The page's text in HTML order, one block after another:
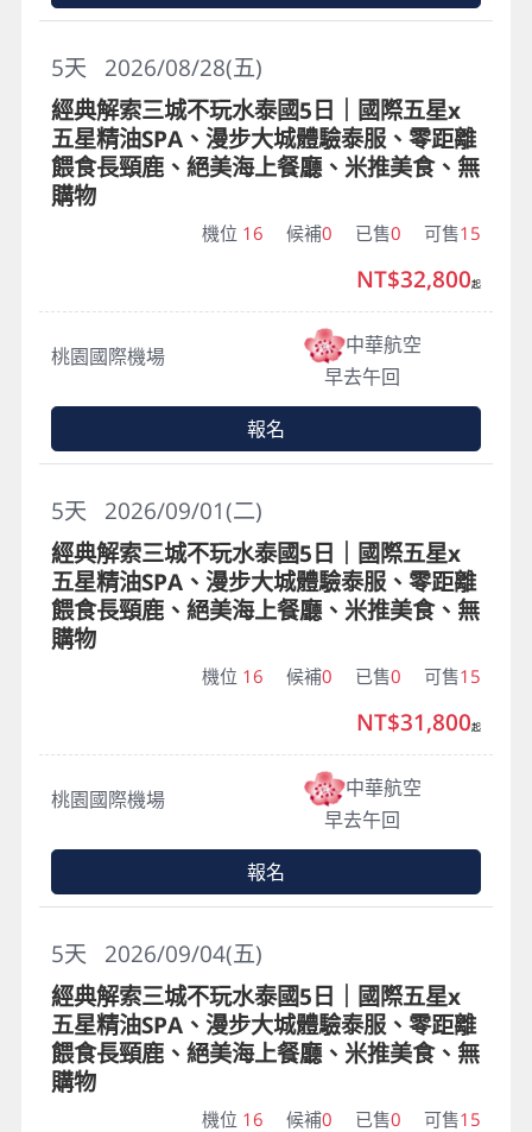
2026/08/28(五)
5天
經典解索三城不玩水泰國5日｜國際五星x
五星精油SPA、漫步大城體驗泰服、零距離
餵食長頸鹿、絕美海上餐廳、米推美食、無
購物
機位 16 候補0 已售0 可售15
桃園國際機場
中華航空
早去午回
NT$32,800起
報名
2026/09/01(二)
5天
經典解索三城不玩水泰國5日｜國際五星x
五星精油SPA、漫步大城體驗泰服、零距離
餵食長頸鹿、絕美海上餐廳、米推美食、無
購物
機位 16 候補0 已售0 可售15
桃園國際機場
中華航空
早去午回
NT$31,800起
報名
2026/09/04(五)
5天
經典解索三城不玩水泰國5日｜國際五星x
五星精油SPA、漫步大城體驗泰服、零距離
餵食長頸鹿、絕美海上餐廳、米推美食、無
購物
機位 16 候補0 已售0 可售15